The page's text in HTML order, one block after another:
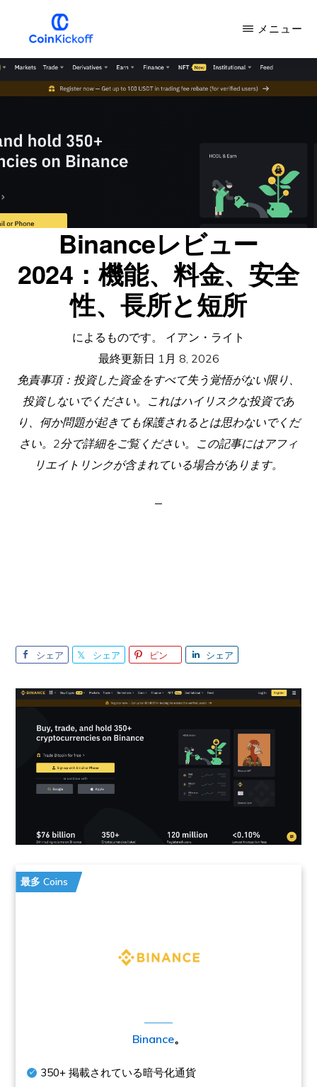
ン
コ
ン
へ
ス
COIN
キ
ク
メニュー
Binanceレビュー
2024：機能、料金、安全
性、長所と短所
によるものです。 イアン・ライト
最終更新日 1月 8, 2026
免責事項：投資した資金をすべて失う覚悟がない限り、
投資しないでください。これはハイリスクな投資であ
り、何か問題が起きても保護されるとは思わないでくだ
さい。2分で詳細をご覧ください。この記事にはアフィ
リエイトリンクが含まれている場合があります。
シェア シェア ピン シェア
最多 Coins
Binance。
350+ 掲載されている暗号化通貨